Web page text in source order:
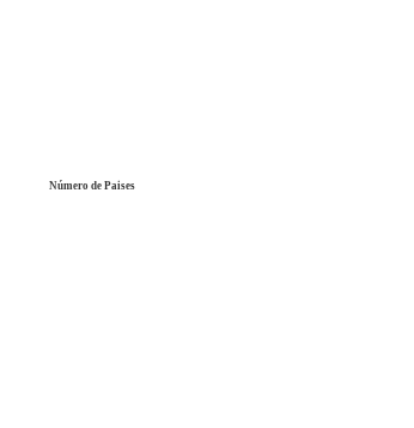
Número de Paises